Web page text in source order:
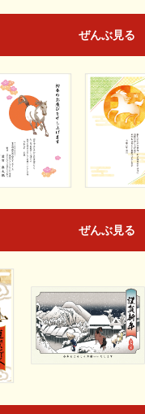
ぜんぶ見る
ぜんぶ見る